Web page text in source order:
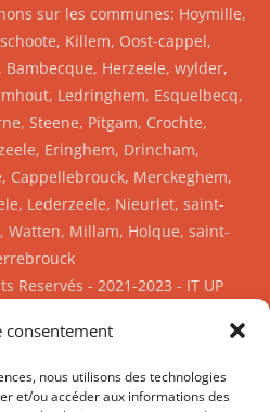
consentement
nous utilisons des technologies
et/ou accéder aux informations des
sur les communes: Hoymille,
Killem, Oost-cappel,
Bambecque, Herzeele, wylder,
Ledringhem, Esquelbecq,
Steene, Pitgam, Crochte,
Eringhem, Drincham,
Cappellebrouck, Merckeghem,
Lederzeele, Nieurlet, saint-
Watten, Millam, Holque, saint-
Reservés - 2021-2023 - IT UP
TwitterMobileMail